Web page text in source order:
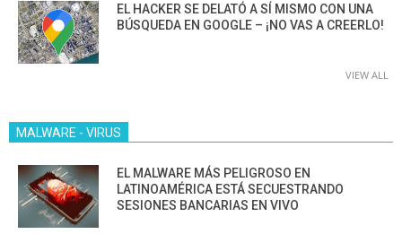
EL HACKER SE DELATÓ A SÍ MISMO CON UNA
BÚSQUEDA EN GOOGLE – ¡NO VAS A CREERLO!
VIEW ALL
MALWARE - VIRUS
EL MALWARE MÁS PELIGROSO EN
LATINOAMÉRICA ESTÁ SECUESTRANDO
SESIONES BANCARIAS EN VIVO